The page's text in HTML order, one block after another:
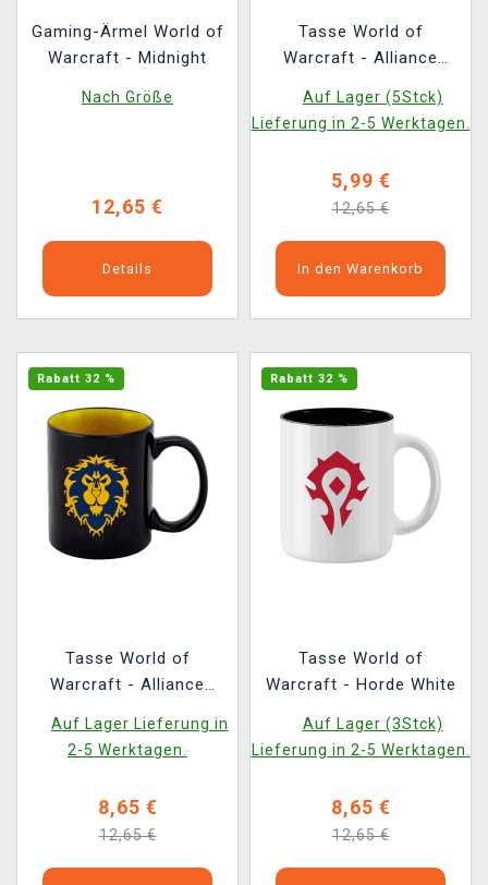
Gaming-Ärmel World of
Warcraft - Midnight
Nach Größe
12,65 €
Details
Tasse World of
Warcraft - Alliance
Auf Lager (5Stck)
Lieferung in 2-5 Werktagen.
5,99 €
12,65 €
In den Warenkorb
Rabatt 32 %
Tasse World of
Warcraft - Alliance
Auf Lager Lieferung in
2-5 Werktagen.
8,65 €
12,65 €
Rabatt 32 %
Tasse World of
Warcraft - Horde White
Auf Lager (3Stck)
Lieferung in 2-5 Werktagen.
8,65 €
12,65 €